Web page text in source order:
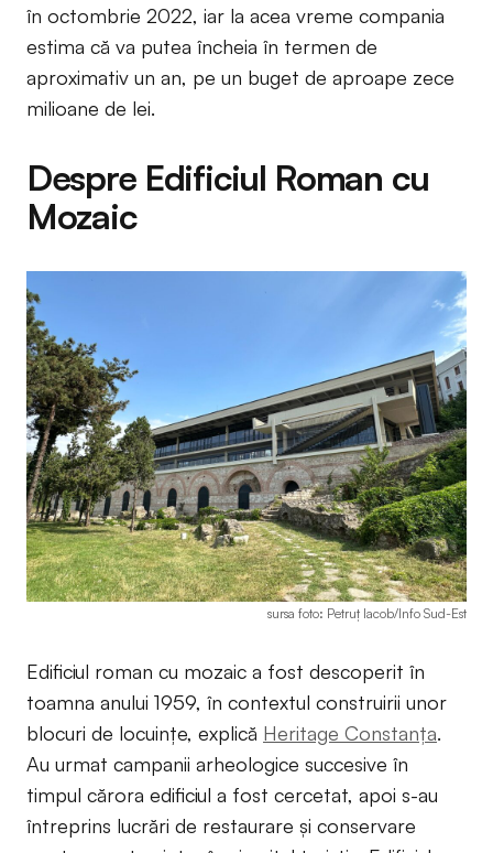
în octombrie 2022, iar la acea vreme compania
estima că va putea încheia în termen de
aproximativ un an, pe un buget de aproape zece
milioane de lei.
Despre Edificiul Roman cu
Mozaic
sursa foto: Petruț Iacob/Info Sud-Est
Edificiul roman cu mozaic a fost descoperit în
toamna anului 1959, în contextul construirii unor
blocuri de locuințe, explică Heritage Constanța.
Au urmat campanii arheologice succesive în
timpul cărora edificiul a fost cercetat, apoi s-au
întreprins lucrări de restaurare și conservare